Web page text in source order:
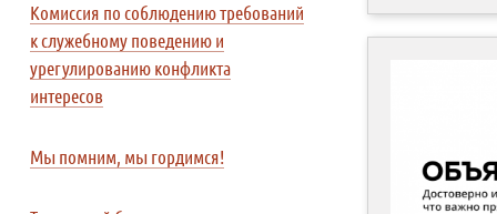
Комиссия по соблюдению требований
к служебному поведению и
урегулированию конфликта
интересов
Мы помним, мы гордимся!